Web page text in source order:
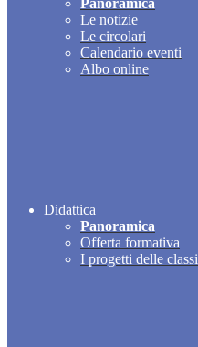
Panoramica
Le notizie
Le circolari
Calendario eventi
Albo online
Didattica
Panoramica
Offerta formativa
I progetti delle classi